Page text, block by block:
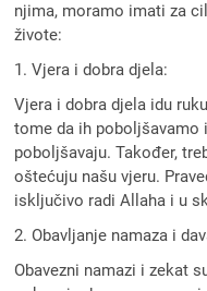
njima, moramo imati za
živote:
1. Vjera i dobra djela:
Vjera i dobra djela idu
tome da ih
poboljšavaju. Također,
oštećuju našu vjeru.
isključivo radi Allaha i u
2. Obavljanje namaza i
Obavezni namazi i zekat